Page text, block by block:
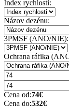
Index rychlosti:
Názov dezénu:
3PMSF (ANO/NIE):
Ochrana ráfika
Cena od:74€
Cena do:532€